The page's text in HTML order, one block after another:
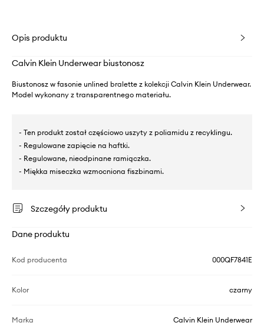
Opis produktu
Calvin Klein Underwear biustonosz
Biustonosz w fasonie unlined bralette z kolekcji Calvin Klein Underwear.
Model wykonany z transparentnego materiału.
- Ten produkt został częściowo uszyty z poliamidu z recyklingu.
- Regulowane zapięcie na haftki.
- Regulowane, nieodpinane ramiączka.
- Miękka miseczka wzmocniona fiszbinami.
Szczegóły produktu
Dane produktu
Kod producenta 000QF7841E
Kolor czarny
Marka Calvin Klein Underwear